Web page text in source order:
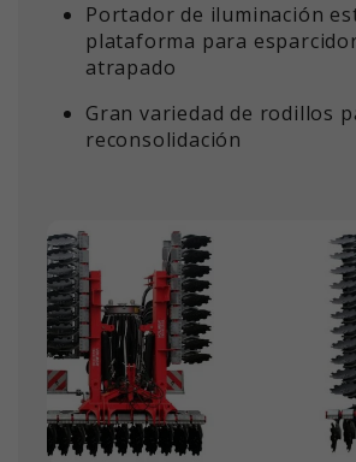
Portador de iluminación
plataforma para
atrapado
Gran variedad de rodillos
reconsolidación